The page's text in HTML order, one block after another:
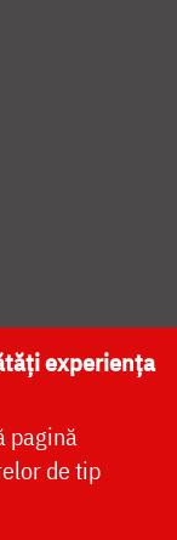
NAȚIONALĂ
experiența
pagină
de tip